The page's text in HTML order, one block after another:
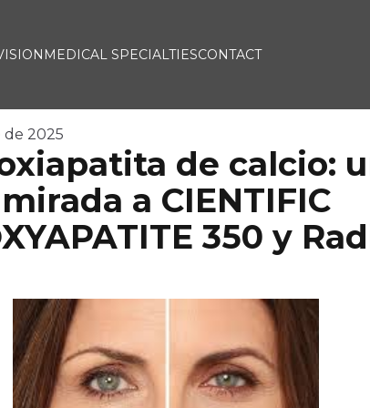
MEDICAL SPECIALTIESCONTACT
2025
de calcio:
mirada a CIENTIFIC
350 y